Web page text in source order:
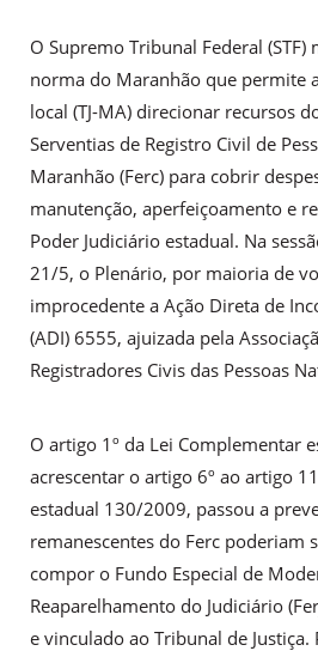
O Supremo Tribunal Federal
norma do Maranhão que permite
local (TJ-MA) direcionar recursos
Serventias de Registro Civil de
Maranhão (Ferc) para cobrir
manutenção, aperfeiçoamento e
Poder Judiciário estadual. Na
21/5, o Plenário, por maioria de
improcedente a Ação Direta de
(ADI) 6555, ajuizada pela
Registradores Civis das Pessoas
O artigo 1º da Lei Complementar
acrescentar o artigo 6º ao artigo
estadual 130/2009, passou a
remanescentes do Ferc poderiam
compor o Fundo Especial de
Reaparelhamento do Judiciário
e vinculado ao Tribunal de Justiça.